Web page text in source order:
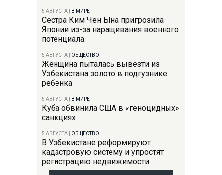
5 АВГУСТА В МИРЕ
Сестра Ким Чен Ына пригрозила
Японии из-за наращивания военного
потенциала
5 АВГУСТА ОБЩЕСТВО
Женщина пыталась вывезти из
Узбекистана золото в подгузнике
ребенка
5 АВГУСТА В МИРЕ
Куба обвинила США в «геноцидных»
санкциях
5 АВГУСТА ОБЩЕСТВО
В Узбекистане реформируют
кадастровую систему и упростят
регистрацию недвижимости